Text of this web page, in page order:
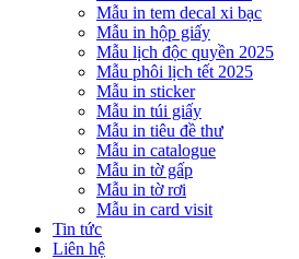
Mẫu in tem decal xi bạc
Mẫu in hộp giấy
Mẫu lịch độc quyền 2025
Mẫu phôi lịch tết 2025
Mẫu in sticker
Mẫu in túi giấy
Mẫu in tiêu đề thư
Mẫu in catalogue
Mẫu in tờ gấp
Mẫu in tờ rơi
Mẫu in card visit
Tin tức
Liên hệ